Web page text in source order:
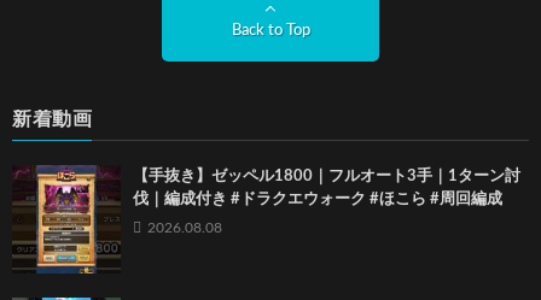
Back to Top
新着動画
【手抜き】ゼッペル1800｜フルオート3手｜1ターン討
伐｜編成付き #ドラクエウォーク #ほこら #周回編成
2026.08.08